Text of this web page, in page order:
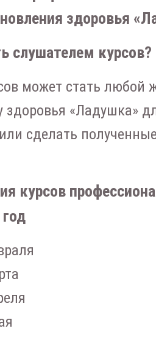
здоровья
слушателем курсов?
может стать любой
здоровья «Ладушка»
сделать
курсов